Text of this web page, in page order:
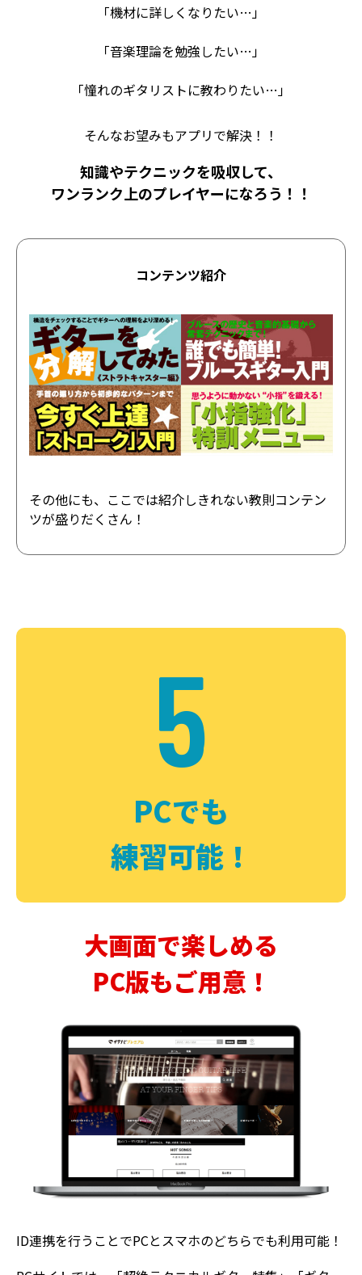
「機材に詳しくなりたい…」
「音楽理論を勉強したい…」
「憧れのギタリストに教わりたい…」
そんなお望みもアプリで解決！！
知識やテクニックを吸収して、
ワンランク上のプレイヤーになろう！！
コンテンツ紹介
その他にも、ここでは紹介しきれない教則コンテン
ツが盛りだくさん！
5
PCでも
練習可能！
大画面で楽しめる
PC版もご用意！
ID連携を行うことでPCとスマホのどちらでも利用可能！